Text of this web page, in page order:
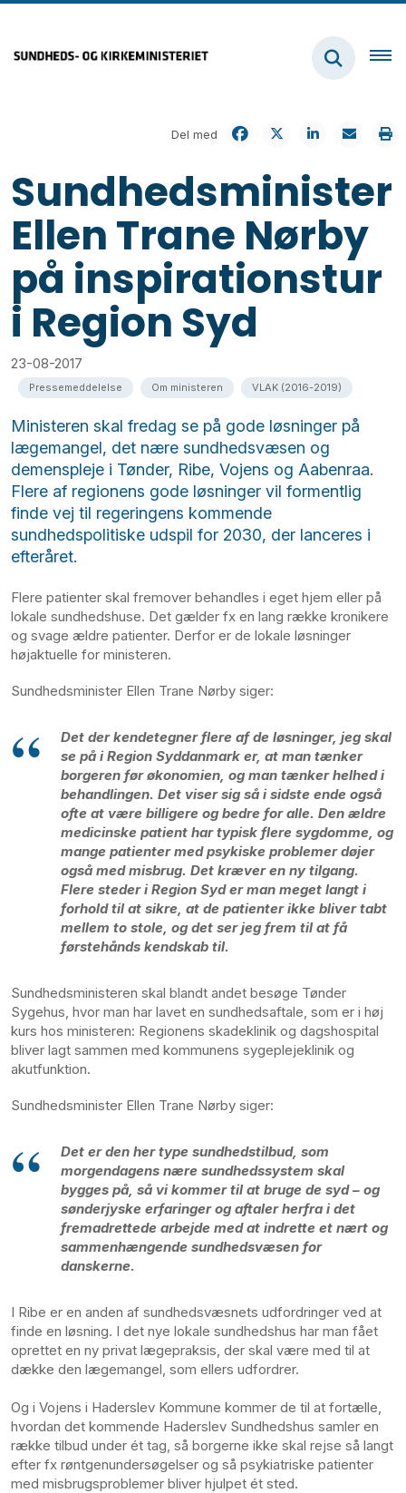
Del med
Sundhedsminister
Ellen Trane Nørby
på inspirationstur
i Region Syd
23-08-2017
Pressemeddelelse Om ministeren VLAK (2016-2019)
Ministeren skal fredag se på gode løsninger på
lægemangel, det nære sundhedsvæsen og
demenspleje i Tønder, Ribe, Vojens og Aabenraa.
Flere af regionens gode løsninger vil formentlig
finde vej til regeringens kommende
sundhedspolitiske udspil for 2030, der lanceres i
efteråret.
Flere patienter skal fremover behandles i eget hjem eller på
lokale sundhedshuse. Det gælder fx en lang række kronikere
og svage ældre patienter. Derfor er de lokale løsninger
højaktuelle for ministeren.
Sundhedsminister Ellen Trane Nørby siger:
Det der kendetegner flere af de løsninger, jeg skal
se på i Region Syddanmark er, at man tænker
borgeren før økonomien, og man tænker helhed i
behandlingen. Det viser sig så i sidste ende også
ofte at være billigere og bedre for alle. Den ældre
medicinske patient har typisk flere sygdomme, og
mange patienter med psykiske problemer døjer
også med misbrug. Det kræver en ny tilgang.
Flere steder i Region Syd er man meget langt i
forhold til at sikre, at de patienter ikke bliver tabt
mellem to stole, og det ser jeg frem til at få
førstehånds kendskab til.
Sundhedsministeren skal blandt andet besøge Tønder
Sygehus, hvor man har lavet en sundhedsaftale, som er i høj
kurs hos ministeren: Regionens skadeklinik og dagshospital
bliver lagt sammen med kommunens sygeplejeklinik og
akutfunktion.
Sundhedsminister Ellen Trane Nørby siger:
Det er den her type sundhedstilbud, som
morgendagens nære sundhedssystem skal
bygges på, så vi kommer til at bruge de syd – og
sønderjyske erfaringer og aftaler herfra i det
fremadrettede arbejde med at indrette et nært og
sammenhængende sundhedsvæsen for
danskerne.
I Ribe er en anden af sundhedsvæsnets udfordringer ved at
finde en løsning. I det nye lokale sundhedshus har man fået
oprettet en ny privat lægepraksis, der skal være med til at
dække den lægemangel, som ellers udfordrer.
Og i Vojens i Haderslev Kommune kommer de til at fortælle,
hvordan det kommende Haderslev Sundhedshus samler en
række tilbud under ét tag, så borgerne ikke skal rejse så langt
efter fx røntgenundersøgelser og så psykiatriske patienter
med misbrugsproblemer bliver hjulpet ét sted.